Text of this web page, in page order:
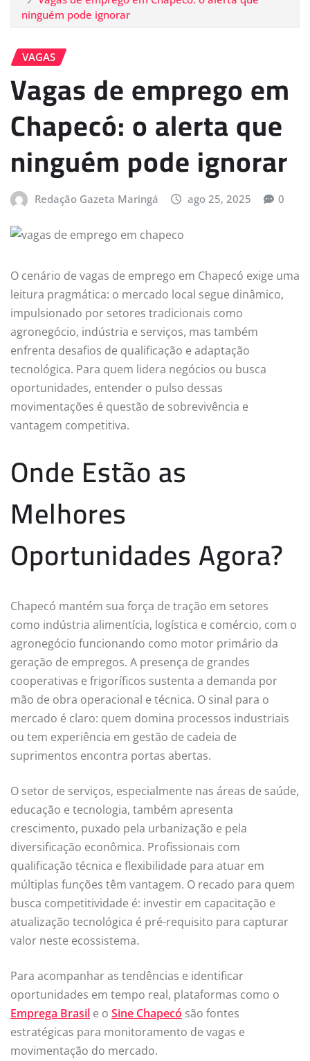
ninguém pode ignorar
VAGAS
Vagas de emprego em
Chapecó: o alerta que
ninguém pode ignorar
Redação Gazeta Maringá ago 25, 2025 0
O cenário de vagas de emprego em Chapecó exige uma
leitura pragmática: o mercado local segue dinâmico,
impulsionado por setores tradicionais como
agronegócio, indústria e serviços, mas também
enfrenta desafios de qualificação e adaptação
tecnológica. Para quem lidera negócios ou busca
oportunidades, entender o pulso dessas
movimentações é questão de sobrevivência e
vantagem competitiva.
Onde Estão as
Melhores
Oportunidades Agora?
Chapecó mantém sua força de tração em setores
como indústria alimentícia, logística e comércio, com o
agronegócio funcionando como motor primário da
geração de empregos. A presença de grandes
cooperativas e frigoríficos sustenta a demanda por
mão de obra operacional e técnica. O sinal para o
mercado é claro: quem domina processos industriais
ou tem experiência em gestão de cadeia de
suprimentos encontra portas abertas.
O setor de serviços, especialmente nas áreas de saúde,
educação e tecnologia, também apresenta
crescimento, puxado pela urbanização e pela
diversificação econômica. Profissionais com
qualificação técnica e flexibilidade para atuar em
múltiplas funções têm vantagem. O recado para quem
busca competitividade é: investir em capacitação e
atualização tecnológica é pré-requisito para capturar
valor neste ecossistema.
Para acompanhar as tendências e identificar
oportunidades em tempo real, plataformas como o
Emprega Brasil e o Sine Chapecó são fontes
estratégicas para monitoramento de vagas e
movimentação do mercado.